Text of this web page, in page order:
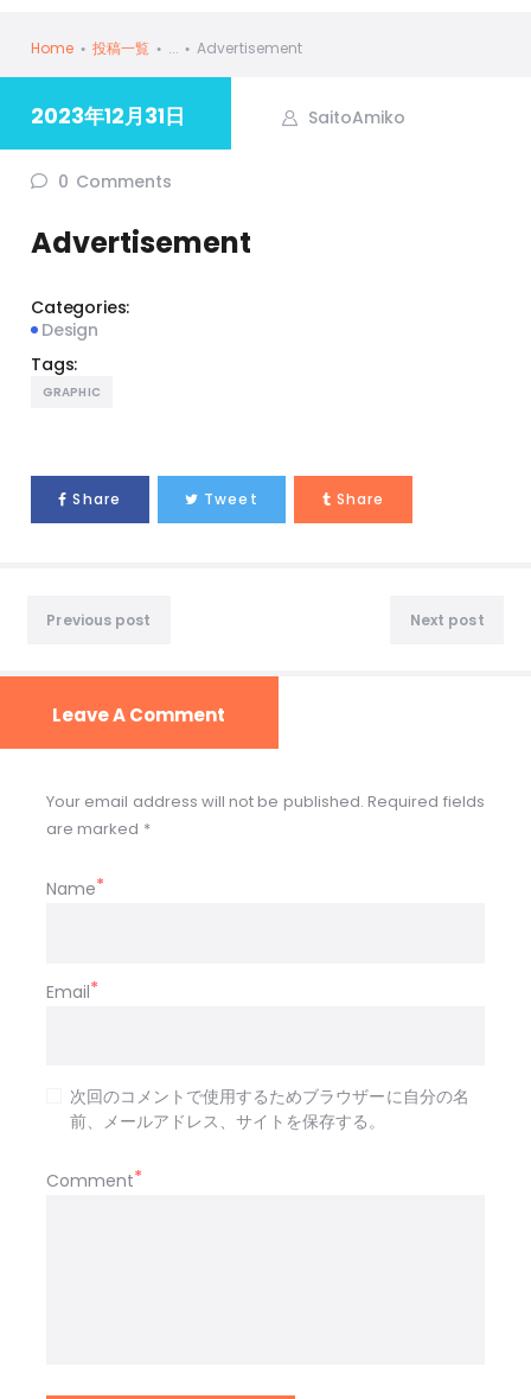
Home 投稿一覧 ... Advertisement
2023年12月31日 SaitoAmiko
0 Comments
Advertisement
Categories:
Design
Tags:
GRAPHIC
Share Tweet Share
Previous post Next post
Leave A Comment
Your email address will not be published. Required fields
are marked *
Name
Email
次回のコメントで使用するためブラウザーに自分の名
前、メールアドレス、サイトを保存する。
Comment